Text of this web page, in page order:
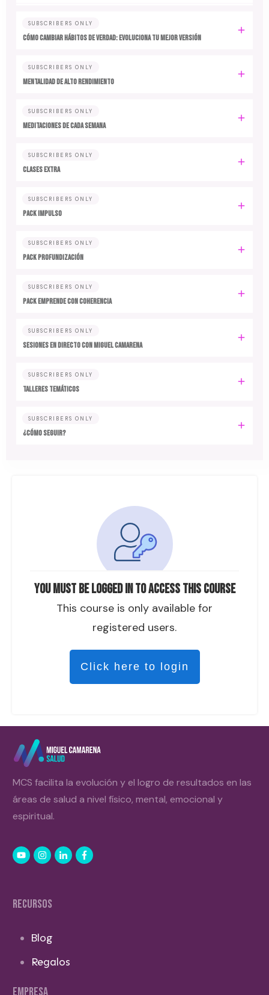
You must be logged in to access this course
This course is only available for
registered users.
Click here to login
SUBSCRIBERS ONLY
Cómo cambiar hábitos de verdad: evoluciona tu mejor versión
SUBSCRIBERS ONLY
MENTALIDAD DE ALTO RENDIMIENTO
SUBSCRIBERS ONLY
MEDITACIONES DE CADA SEMANA
SUBSCRIBERS ONLY
CLASES EXTRA
SUBSCRIBERS ONLY
PACK IMPULSO
SUBSCRIBERS ONLY
PACK PROFUNDIZACIÓN
SUBSCRIBERS ONLY
PACK EMPRENDE CON COHERENCIA
SUBSCRIBERS ONLY
SESIONES EN DIRECTO CON MIGUEL CAMARENA
SUBSCRIBERS ONLY
TALLERES TEMÁTICOS
SUBSCRIBERS ONLY
¿CÓMO SEGUIR?
MCS facilita la evolución y el logro de resultados en las
áreas de salud a nivel físico, mental, emocional y
espiritual.
RECURSOS
Blog
Regalos